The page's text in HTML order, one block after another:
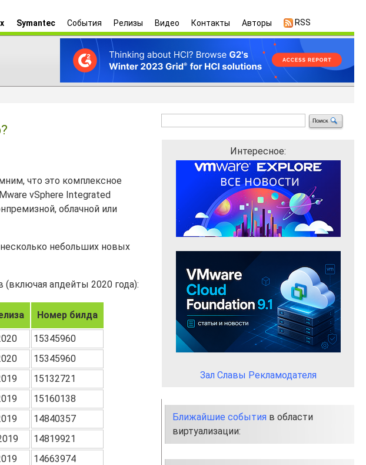
Symantec События Релизы Видео Контакты Авторы RSS
что это комплексное
vSphere Integrated
облачной или
небольших новых
(включая апдейты 2020 года):
Номер билда
15345960
15345960
15132721
15160138
14840357
14819921
14663974
Интересное:
Зал Славы Рекламодателя
Ближайшие события в области
виртуализации: